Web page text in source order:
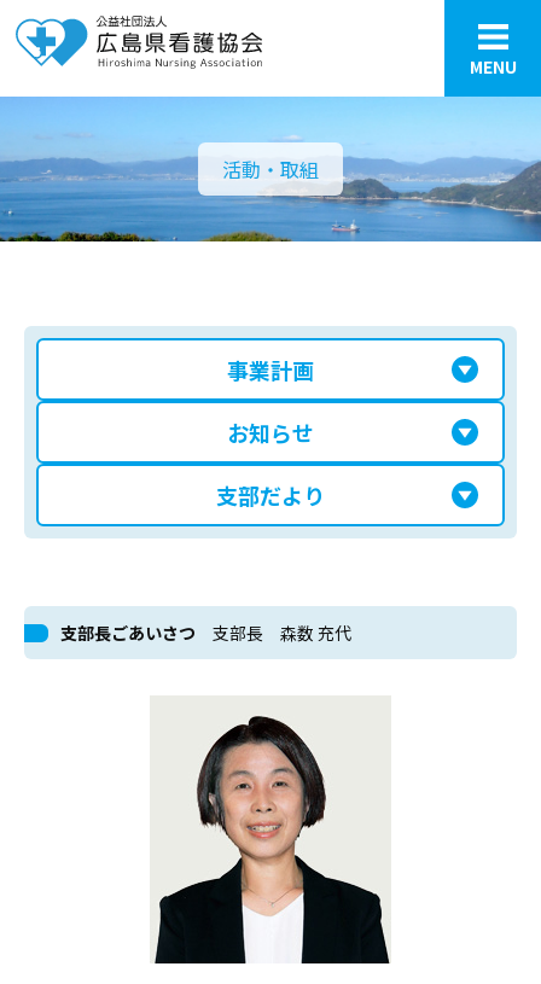
MENU
活動・取組
事業計画
お知らせ
支部だより
支部長ごあいさつ 支部長 森数 充代